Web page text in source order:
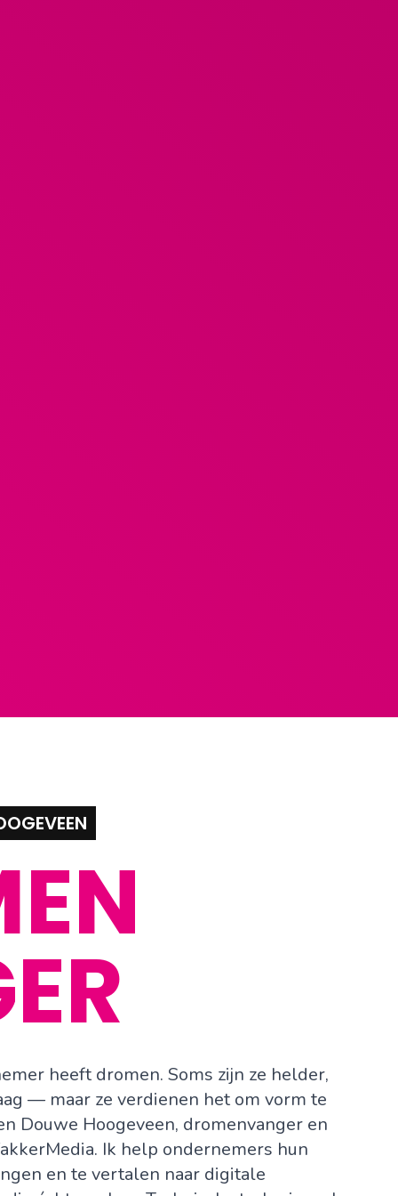
heeft dromen. Soms zijn ze helder,
— maar ze verdienen het om vorm te
Douwe Hoogeveen, dromenvanger en
Ik help ondernemers hun
en te vertalen naar digitale